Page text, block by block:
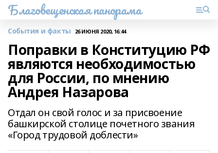
Благовещенская панорама
События и факты 26 ИЮНЯ 2020, 16:44
Поправки в Конституцию РФ
являются необходимостью
для России, по мнению
Андрея Назарова
Отдал он свой голос и за присвоение
башкирской столице почетного звания
«Город трудовой доблести»